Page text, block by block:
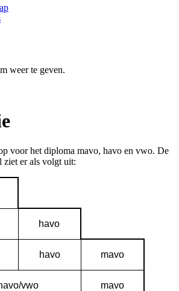
weer te geven.
voor het diploma mavo, havo en vwo. De
ziet er als volgt uit:
havo
havo mavo
vwo mavo